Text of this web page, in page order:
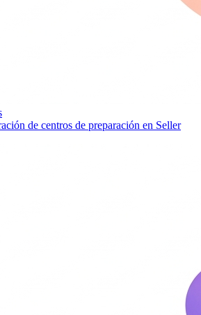
de centros de preparación en Seller